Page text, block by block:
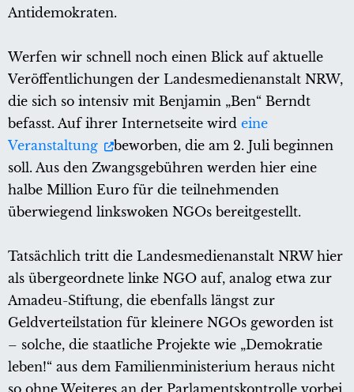
Antidemokraten.
Werfen wir schnell noch einen Blick auf aktuelle
Veröffentlichungen der Landesmedienanstalt NRW,
die sich so intensiv mit Benjamin „Ben“ Berndt
befasst. Auf ihrer Internetseite wird eine
Veranstaltung
beworben, die am 2. Juli beginnen
soll. Aus den Zwangsgebühren werden hier eine
halbe Million Euro für die teilnehmenden
überwiegend linkswoken NGOs bereitgestellt.
Tatsächlich tritt die Landesmedienanstalt NRW hier
als übergeordnete linke NGO auf, analog etwa zur
Amadeu-Stiftung, die ebenfalls längst zur
Geldverteilstation für kleinere NGOs geworden ist
– solche, die staatliche Projekte wie „Demokratie
leben!“ aus dem Familienministerium heraus nicht